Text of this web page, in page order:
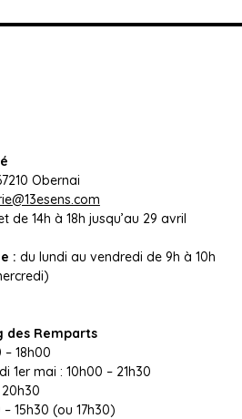
Obernai
de 14h à 18h jusqu’au 29 avril
: du lundi au vendredi de 9h à 10h
des Remparts
– 18h00
1er mai : 10h00 – 21h30
15h30 (ou 17h30)